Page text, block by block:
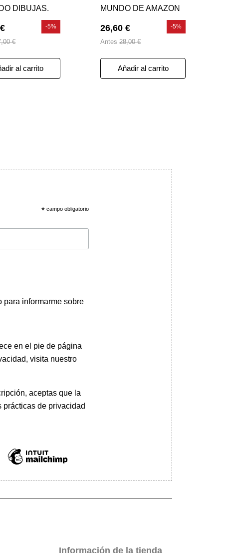
DIBUJAS.
€
-5%
al carrito
MUNDO DE AMAZON
26,60 €
Antes 28,00 €
-5%
Añadir al carrito
* campo obligatorio
para informarme sobre
en el pie de página
visita nuestro
aceptas que la
de privacidad
Información de la tienda